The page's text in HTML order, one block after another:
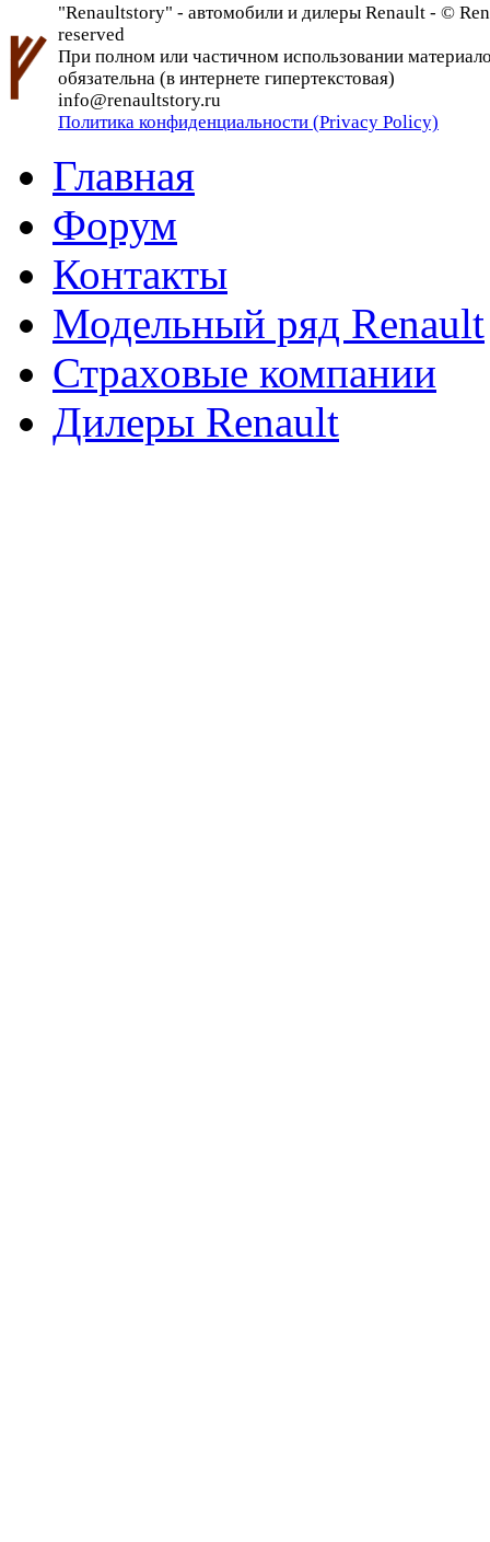
"Renaultstory" - автомобили и дилеры Renault - ©
reserved
При полном или частичном использовании
обязательна (в интернете гипертекстовая)
info@renaultstory.ru
Политика конфиденциальности (Privacy Policy)
Главная
Форум
Контакты
Модельный ряд Renault
Страховые компании
Дилеры Renault